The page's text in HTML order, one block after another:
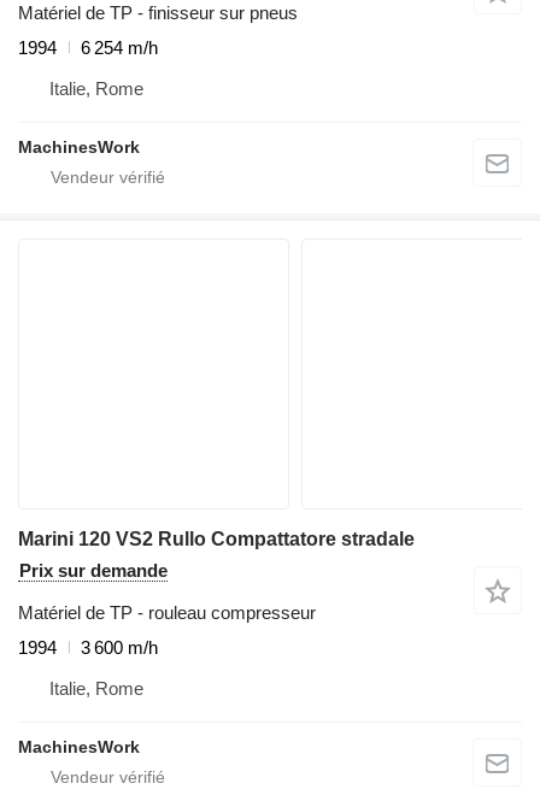
Matériel de TP - finisseur sur pneus
1994
6 254 m/h
Italie, Rome
MachinesWork
Marini 120 VS2 Rullo Compattatore stradale
Prix sur demande
Matériel de TP - rouleau compresseur
1994
3 600 m/h
Italie, Rome
MachinesWork